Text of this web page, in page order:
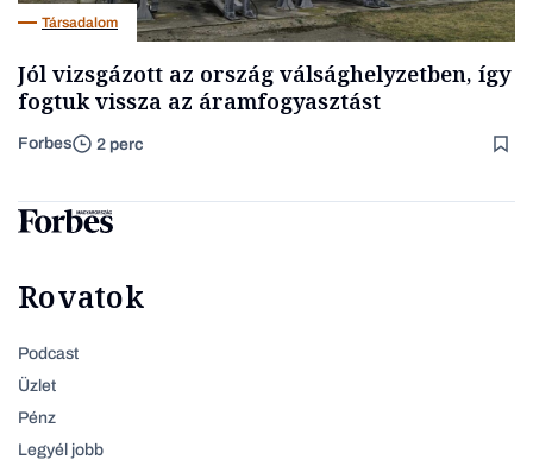
Társadalom
Jól vizsgázott az ország válsághelyzetben, így
fogtuk vissza az áramfogyasztást
Forbes 2 perc
Rovatok
Podcast
Üzlet
Pénz
Legyél jobb